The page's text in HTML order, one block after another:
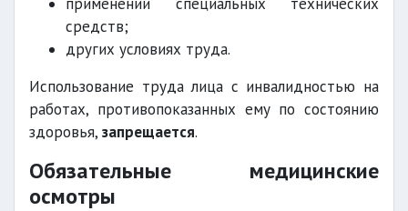
средств;
других условиях труда.
Использование труда лица с инвалидностью на
работах, противопоказанных ему по состоянию
здоровья, запрещается.
Обязательные медицинские
осмотры